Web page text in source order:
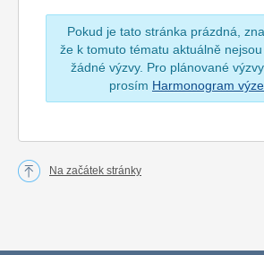
Pokud je tato stránka prázdná,
že k tomuto tématu aktuálně
žádné výzvy. Pro plánované
prosím Harmonogram
Na začátek stránky